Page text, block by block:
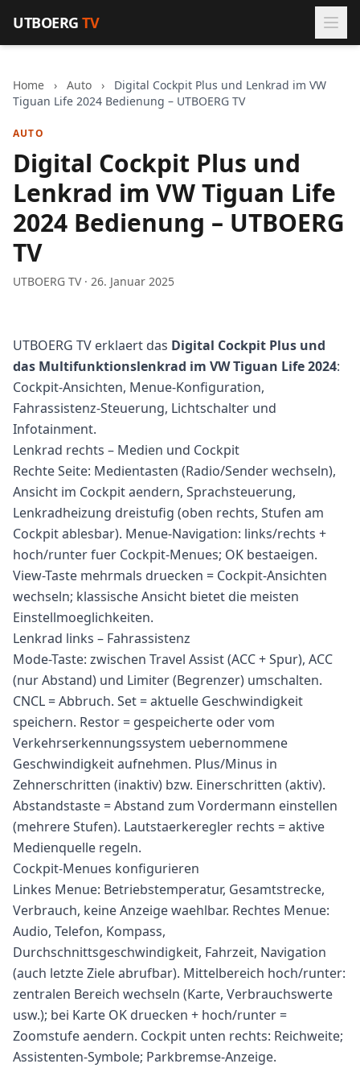
UTBOERGTV
Home › Auto ›
Digital Cockpit Plus und Lenkrad im VW
Tiguan Life 2024 Bedienung – UTBOERG TV
AUTO
Digital Cockpit Plus und
Lenkrad im VW Tiguan Life
2024 Bedienung – UTBOERG
TV
UTBOERG TV · 26. Januar 2025
UTBOERG TV erklaert das Digital Cockpit Plus und
das Multifunktionslenkrad im VW Tiguan Life 2024:
Cockpit-Ansichten, Menue-Konfiguration,
Fahrassistenz-Steuerung, Lichtschalter und
Infotainment.
Lenkrad rechts – Medien und Cockpit
Rechte Seite: Medientasten (Radio/Sender wechseln),
Ansicht im Cockpit aendern, Sprachsteuerung,
Lenkradheizung dreistufig (oben rechts, Stufen am
Cockpit ablesbar). Menue-Navigation: links/rechts +
hoch/runter fuer Cockpit-Menues; OK bestaeigen.
View-Taste mehrmals druecken = Cockpit-Ansichten
wechseln; klassische Ansicht bietet die meisten
Einstellmoeglichkeiten.
Lenkrad links – Fahrassistenz
Mode-Taste: zwischen Travel Assist (ACC + Spur), ACC
(nur Abstand) und Limiter (Begrenzer) umschalten.
CNCL = Abbruch. Set = aktuelle Geschwindigkeit
speichern. Restor = gespeicherte oder vom
Verkehrserkennungssystem uebernommene
Geschwindigkeit aufnehmen. Plus/Minus in
Zehnerschritten (inaktiv) bzw. Einerschritten (aktiv).
Abstandstaste = Abstand zum Vordermann einstellen
(mehrere Stufen). Lautstaerkeregler rechts = aktive
Medienquelle regeln.
Cockpit-Menues konfigurieren
Linkes Menue: Betriebstemperatur, Gesamtstrecke,
Verbrauch, keine Anzeige waehlbar. Rechtes Menue:
Audio, Telefon, Kompass,
Durchschnittsgeschwindigkeit, Fahrzeit, Navigation
(auch letzte Ziele abrufbar). Mittelbereich hoch/runter:
zentralen Bereich wechseln (Karte, Verbrauchswerte
usw.); bei Karte OK druecken + hoch/runter =
Zoomstufe aendern. Cockpit unten rechts: Reichweite;
Assistenten-Symbole; Parkbremse-Anzeige.